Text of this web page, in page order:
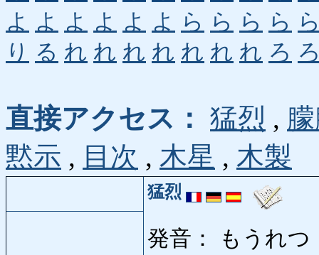
よ よ よ よ よ よ ら ら ら ら
り る れ れ れ れ れ れ れ ろ
直接アクセス： 猛烈 ,
黙示 , 目次 , 木星 , 木製
猛烈
発音： もうれつ